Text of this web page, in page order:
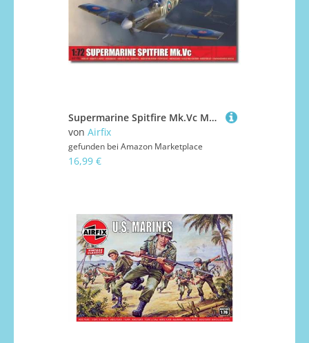
Supermarine Spitfire Mk.Vc Modellbausatz
von Airfix
gefunden bei Amazon Marketplace
16,99 €